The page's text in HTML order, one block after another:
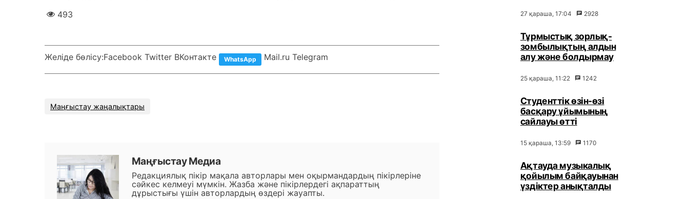
493
Желіде бөлісу:Facebook Twitter ВКонтакте WhatsApp Mail.ru Telegram
Маңғыстау жаңалықтары
Маңғыстау Медиа
Редакциялық пікір мақала авторлары мен оқырмандардың пікірлеріне
сәйкес келмеуі мүмкін. Жазба және пікірлердегі ақпараттың
дұрыстығы үшін авторлардың өздері жауапты.
27 қараша, 17:04 2928
Тұрмыстық зорлық-
зомбылықтың алдын
алу және болдырмау
25 қараша, 11:22 1242
Студенттік өзін-өзі
басқару ұйымының
сайлауы өтті
15 қараша, 13:59 1170
Ақтауда музыкалық
қойылым байқауынан
үздіктер анықталды